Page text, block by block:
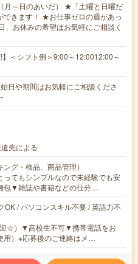
月～日のあいだ） ★「土曜と日曜だ
できます！ ★お仕事ゼロの週があっ
、お休みの希望はお気軽にご相談く
】＜シフト例＞9:00～12:0012:00～
や期間はお気軽にご相談くださ
先による
グ・検品、商品管理）
ってもシンプルなので未経験でも安
包▼雑誌や書籍などの仕分…
OK / パソコンスキル不要 / 英語力不
☆）▼高校生不可▼携帯電話をお
用）※応募後のご連絡はメ…